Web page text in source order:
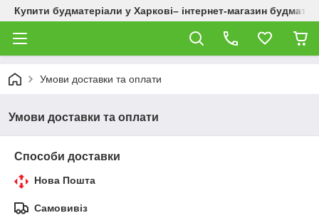
Купити будматеріали у Харкові– інтернет-магазин
Умови доставки та оплати
Умови доставки та оплати
Способи доставки
Нова Пошта
Самовивіз